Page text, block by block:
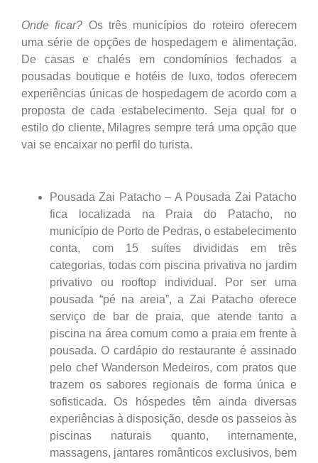
Onde ficar? Os três municípios do roteiro oferecem
uma série de opções de hospedagem e alimentação.
De casas e chalés em condomínios fechados a
pousadas boutique e hotéis de luxo, todos oferecem
experiências únicas de hospedagem de acordo com a
proposta de cada estabelecimento. Seja qual for o
estilo do cliente, Milagres sempre terá uma opção que
vai se encaixar no perfil do turista.
Pousada Zai Patacho – A Pousada Zai Patacho
fica localizada na Praia do Patacho, no
município de Porto de Pedras, o estabelecimento
conta, com 15 suítes divididas em três
categorias, todas com piscina privativa no jardim
privativo ou rooftop individual. Por ser uma
pousada “pé na areia”, a Zai Patacho oferece
serviço de bar de praia, que atende tanto a
piscina na área comum como a praia em frente à
pousada. O cardápio do restaurante é assinado
pelo chef Wanderson Medeiros, com pratos que
trazem os sabores regionais de forma única e
sofisticada. Os hóspedes têm ainda diversas
experiências à disposição, desde os passeios às
piscinas naturais quanto, internamente,
massagens, jantares românticos exclusivos, bem